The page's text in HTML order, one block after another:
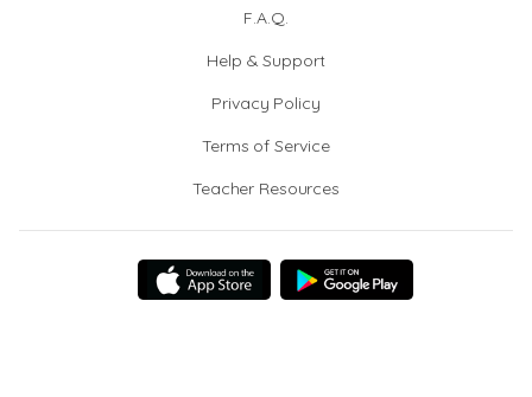
F.A.Q.
Help & Support
Privacy Policy
Terms of Service
Teacher Resources